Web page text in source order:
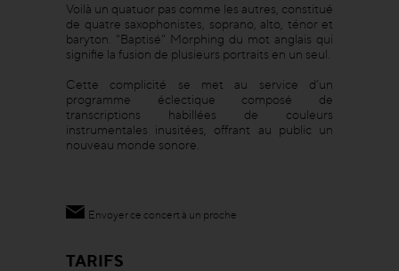
Voilà un quatuor pas comme les autres, constitué
de quatre saxophonistes, soprano, alto, ténor et
baryton. "Baptisé" Morphing du mot anglais qui
signifie la fusion de plusieurs portraits en un seul.
Cette complicité se met au service d’un
programme éclectique composé de
transcriptions habillées de couleurs
instrumentales inusitées, offrant au public un
nouveau monde sonore.
Envoyer ce concert à un proche
TARIFS